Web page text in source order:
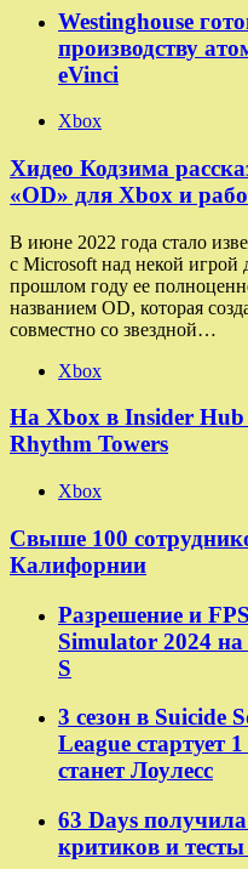
Westinghouse
производству
eVinci
Xbox
Хидео Кодзима
«OD» для Xbox и
В июне 2022 года стало
с Microsoft над некой игрой
прошлом году ее
названием OD, которая
совместно со звездной…
Xbox
На Xbox в Insider
Rhythm Towers
Xbox
Свыше 100
Калифорнии
Разрешение и
Simulator 2024
S
3 сезон в Suicide
League стартует
станет Лоулесс
63 Days
критиков и